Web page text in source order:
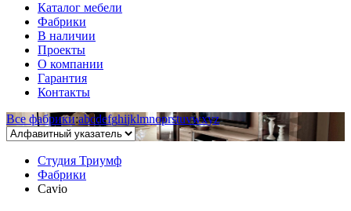
Каталог мебели
Фабрики
В наличии
Проекты
О компании
Гарантия
Контакты
Все фабрики:abcdefghijklmnoprstuvwxyz
Студия Триумф
Фабрики
Cavio